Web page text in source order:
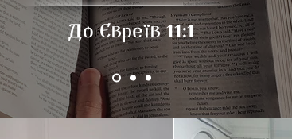
До Євреїв 11:1